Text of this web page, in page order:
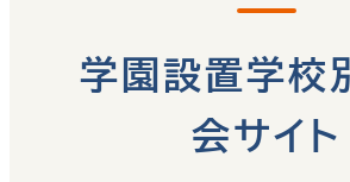
学園設置学校
会サイト